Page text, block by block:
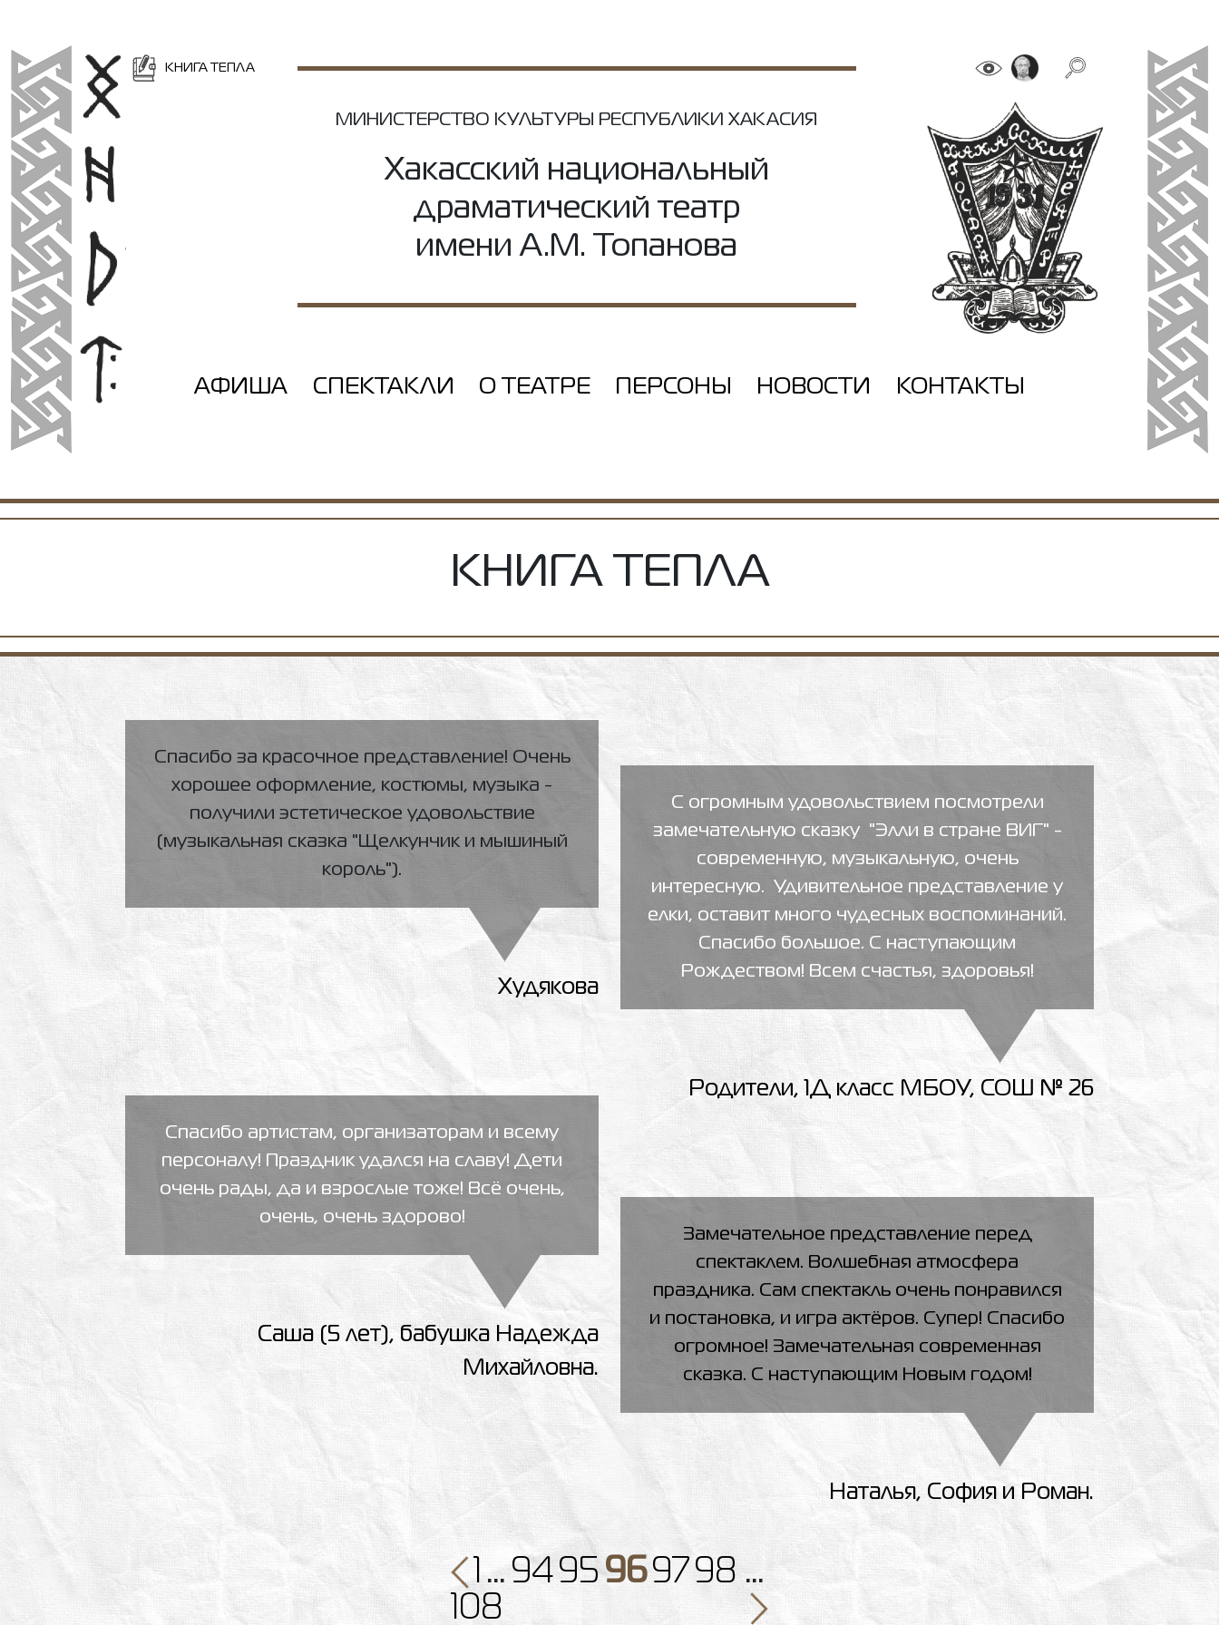
КНИГА ТЕПЛА
МИНИСТЕРСТВО КУЛЬТУРЫ РЕСПУБЛИКИ ХАКАСИЯ
Хакасский национальный
драматический театр
имени А.М. Топанова
АФИША СПЕКТАКЛИ О ТЕАТРЕ ПЕРСОНЫ НОВОСТИ КОНТАКТЫ
КНИГА ТЕПЛА
Спасибо за красочное представление! Очень
хорошее оформление, костюмы, музыка -
получили эстетическое удовольствие
(музыкальная сказка "Щелкунчик и мышиный
король").
Худякова
С огромным удовольствием посмотрели
замечательную сказку "Элли в стране ВИГ" -
современную, музыкальную, очень
интересную. Удивительное представление у
елки, оставит много чудесных воспоминаний.
Спасибо большое. С наступающим
Рождеством! Всем счастья, здоровья!
Родители, 1Д класс МБОУ, СОШ № 26
Спасибо артистам, организаторам и всему
персоналу! Праздник удался на славу! Дети
очень рады, да и взрослые тоже! Всё очень,
очень, очень здорово!
Саша (5 лет), бабушка Надежда
Михайловна.
Замечательное представление перед
спектаклем. Волшебная атмосфера
праздника. Сам спектакль очень понравился
и постановка, и игра актёров. Супер! Спасибо
огромное! Замечательная современная
сказка. С наступающим Новым годом!
Наталья, София и Роман.
1 … 94 959697 98 …
108